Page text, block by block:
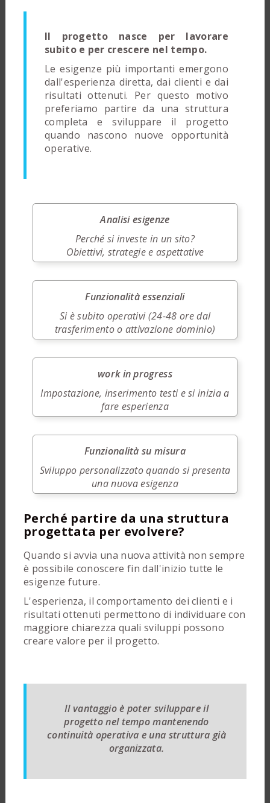
Il progetto nasce per lavorare
subito e per crescere nel tempo.
Le esigenze più importanti emergono
dall'esperienza diretta, dai clienti e dai
risultati ottenuti. Per questo motivo
preferiamo partire da una struttura
completa e sviluppare il progetto
quando nascono nuove opportunità
operative.
Analisi esigenze
Perché si investe in un sito?
Obiettivi, strategie e aspettative
Funzionalità essenziali
Si è subito operativi (24-48 ore dal
trasferimento o attivazione dominio)
work in progress
Impostazione, inserimento testi e si inizia a
fare esperienza
Funzionalità su misura
Sviluppo personalizzato quando si presenta
una nuova esigenza
Perché partire da una struttura
progettata per evolvere?
Quando si avvia una nuova attività non sempre
è possibile conoscere fin dall'inizio tutte le
esigenze future.
L'esperienza, il comportamento dei clienti e i
risultati ottenuti permettono di individuare con
maggiore chiarezza quali sviluppi possono
creare valore per il progetto.
Il vantaggio è poter sviluppare il
progetto nel tempo mantenendo
continuità operativa e una struttura già
organizzata.